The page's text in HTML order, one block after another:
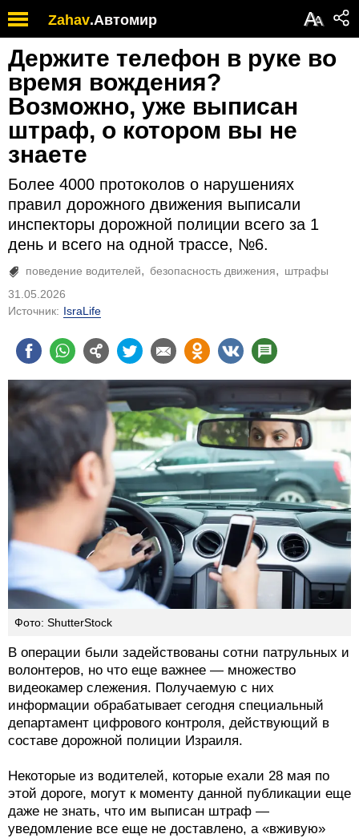
Zahav.Автомир АА
Держите телефон в руке во
время вождения?
Возможно, уже выписан
штраф, о котором вы не
знаете
Более 4000 протоколов о нарушениях
правил дорожного движения выписали
инспекторы дорожной полиции всего за 1
день и всего на одной трассе, №6.
поведение водителей безопасность движения
штрафы
31.05.2026
Источник: IsraLife
Фото: ShutterStock
В операции были задействованы сотни патрульных и
волонтеров, но что еще важнее — множество
видеокамер слежения. Получаемую с них
информации обрабатывает сегодня специальный
департамент цифрового контроля, действующий в
составе дорожной полиции Израиля.
Некоторые из водителей, которые ехали 28 мая по
этой дороге, могут к моменту данной публикации еще
даже не знать, что им выписан штраф —
уведомление все еще не доставлено, а «вживую»